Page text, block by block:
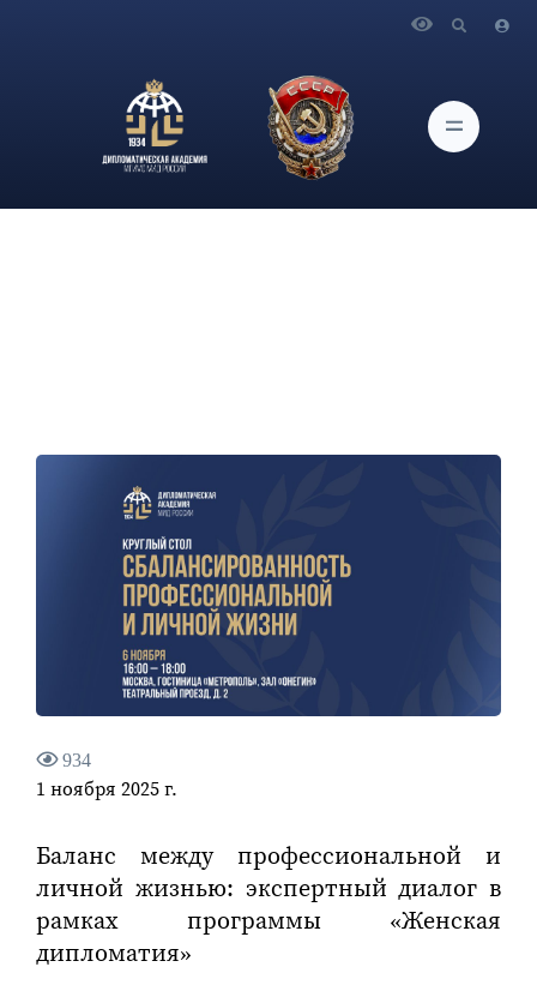
и личной жизни" 6 ноября
934
1 ноября 2025 г.
Баланс между профессиональной и
личной жизнью: экспертный диалог в
рамках программы «Женская
дипломатия»